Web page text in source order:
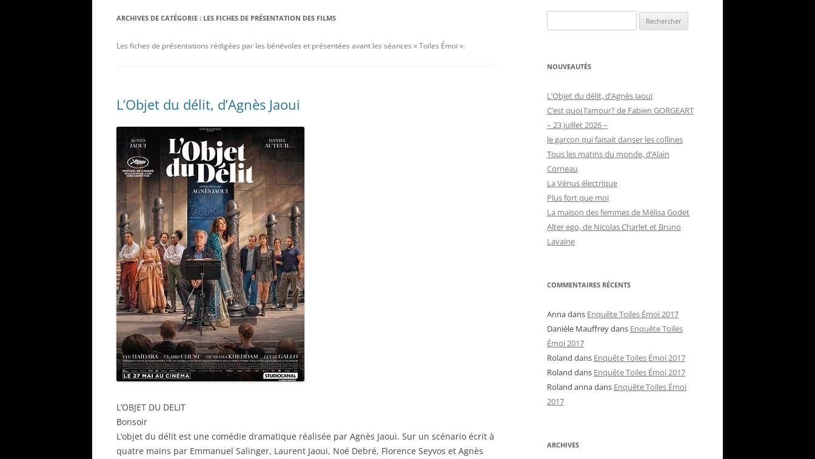
ARCHIVES DE CATÉGORIE : LES FICHES DE PRÉSENTATION DES FILMS
Les fiches de présentations rédigées par les bénévoles et présentées avant les séances « Toiles Émoi ».
L’Objet du délit, d’Agnès Jaoui
L’OBJET DU DELIT
Bonsoir
L’objet du délit est une comédie dramatique réalisée par Agnès Jaoui. Sur un scénario écrit à
quatre mains par Emmanuel Salinger, Laurent Jaoui, Noé Debré, Florence Seyvos et Agnès
NOUVEAUTÉS
L’Objet du délit, d’Agnès Jaoui
C’est quoi l’amour? de Fabien GORGEART
– 23 juillet 2026 –
le garçon qui faisait danser les collines
Tous les matins du monde, d’Alain
Corneau
La Vénus électrique
Plus fort que moi
La maison des femmes de Mélisa Godet
Alter ego, de Nicolas Charlet et Bruno
Lavaine
COMMENTAIRES RÉCENTS
Annadans Enquête Toiles Émoi 2017
Danièle Mauffreydans Enquête Toiles
Émoi 2017
Roland dans Enquête Toiles Émoi 2017
Roland dans Enquête Toiles Émoi 2017
Roland annadans Enquête Toiles Émoi
2017
ARCHIVES